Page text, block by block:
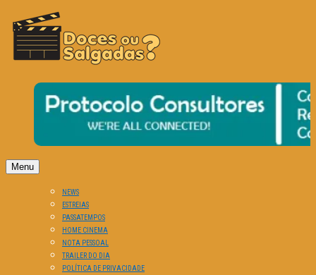
DOCES OU SALGADAS?
O Cinema? Uma Paixão!!
Menu
NEWS
ESTREIAS
PASSATEMPOS
HOME CINEMA
NOTA PESSOAL
TRAILER DO DIA
POLÍTICA DE PRIVACIDADE